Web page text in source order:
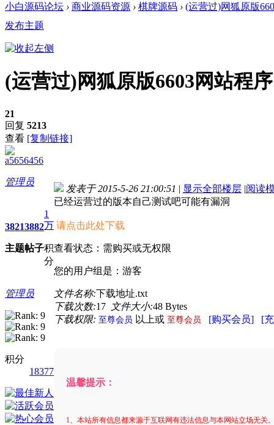
小白源码论坛 › 商业源码资源 › 棋牌源码 › (运营过)网狐原版
发布主题
(运营过)网狐原版6603网站程
21
回复 5213
查看 [复制链接]
a5656456
管理员
3821
主题
3882
帖子
1
万
积
分
管理员
积分
18377
发表于 2015-5-26 21:00:51 | 显示全部楼层 |阅读
已经运营过的版本自己测试吧可能有漏洞
请点击此处下载
查看状态：需购买或无权限
您的用户组是：游客
文件名称:下载地址.txt
下载次数:17 文件大小:48 Bytes
下载权限: 至尊会员 以上或 至尊会员 [购买会员] [
温馨提示：
1、本站所有信息都来源于互联网有违法信息与本网站立场无关